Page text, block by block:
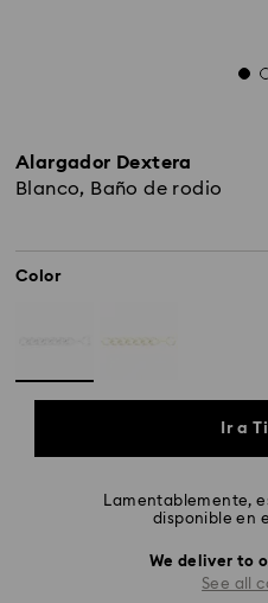
Alargador Dextera
Blanco, Baño de rodio
Color
Ir a
Lamentablemente,
disponible en
We deliver to
See all